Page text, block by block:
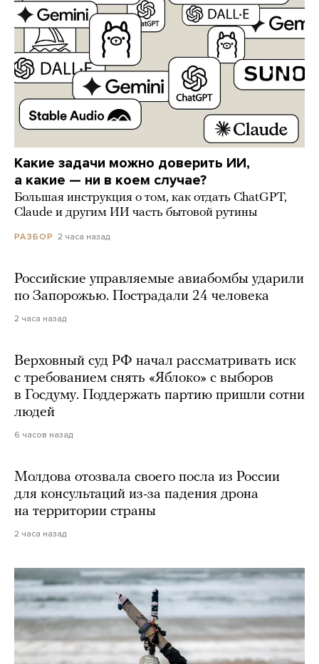
Какие задачи можно доверить ИИ,
а какие — ни в коем случае?
Большая инструкция о том, как отдать ChatGPT,
Claude и другим ИИ часть бытовой рутины
РАЗБОР 2 часа назад
Российские управляемые авиабомбы ударили
по Запорожью. Пострадали 24 человека
2 часа назад
Верховный суд РФ начал рассматривать иск
с требованием снять «Яблоко» с выборов
в Госдуму. Поддержать партию пришли сотни
людей
6 часов назад
Молдова отозвала своего посла из России
для консультаций из-за падения дрона
на территории страны
2 часа назад